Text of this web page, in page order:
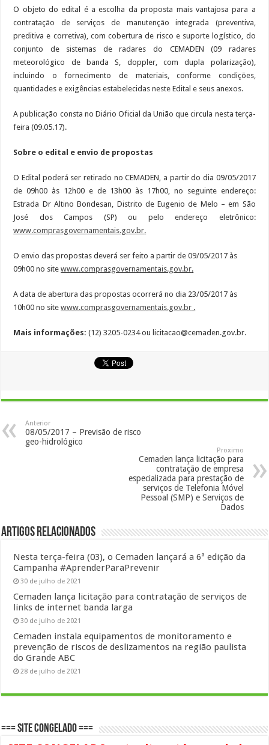
O objeto do edital é a escolha da proposta mais vantajosa para a
contratação de serviços de manutenção integrada (preventiva,
preditiva e corretiva), com cobertura de risco e suporte logístico, do
conjunto de sistemas de radares do CEMADEN (09 radares
meteorológico de banda S, doppler, com dupla polarização),
incluindo o fornecimento de materiais, conforme condições,
quantidades e exigências estabelecidas neste Edital e seus anexos.
A publicação consta no Diário Oficial da União que circula nesta terça-
feira (09.05.17).
Sobre o edital e envio de propostas
O Edital poderá ser retirado no CEMADEN, a partir do dia 09/05/2017
de 09h00 às 12h00 e de 13h00 às 17h00, no seguinte endereço:
Estrada Dr Altino Bondesan, Distrito de Eugenio de Melo – em São
José dos Campos (SP) ou pelo endereço eletrônico:
www.comprasgovernamentais.gov.br.
O envio das propostas deverá ser feito a partir de 09/05/2017 às
09h00 no sitewww.comprasgovernamentais.gov.br.
A data de abertura das propostas ocorrerá no dia 23/05/2017 às
10h00 no sitewww.comprasgovernamentais.gov.br .
Mais informações: (12) 3205-0234 ou licitacao@cemaden.gov.br.
Anterior
08/05/2017 – Previsão de risco
geo-hidrológico
Proximo
Cemaden lança licitação para
contratação de empresa
especializada para prestação de
serviços de Telefonia Móvel
Pessoal (SMP) e Serviços de
Dados
Artigos Relacionados
Nesta terça-feira (03), o Cemaden lançará a 6ª edição da
Campanha #AprenderParaPrevenir
30 de julho de 2021
Cemaden lança licitação para contratação de serviços de
links de internet banda larga
30 de julho de 2021
Cemaden instala equipamentos de monitoramento e
prevenção de riscos de deslizamentos na região paulista
do Grande ABC
28 de julho de 2021
=== SITE CONGELADO ===